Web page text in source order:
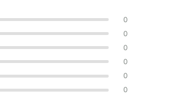
0
0
0
0
0
0